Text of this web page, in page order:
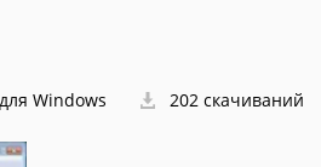
Windows 202 скачиваний